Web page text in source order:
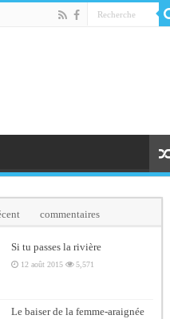
commentaires
Si tu passes la rivière
12 août 2015 5,571
Le baiser de la femme-araignée